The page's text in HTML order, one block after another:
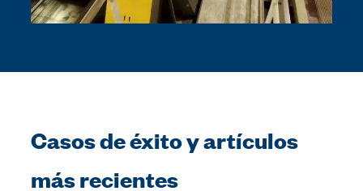
Casos de éxito y artículos
más recientes